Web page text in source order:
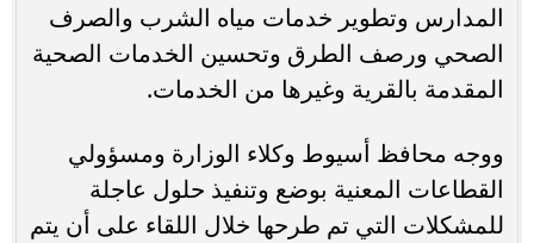
المدارس وتطوير خدمات مياه الشرب والصرف
الصحي ورصف الطرق وتحسين الخدمات الصحية
المقدمة بالقرية وغيرها من الخدمات.
ووجه محافظ أسيوط وكلاء الوزارة ومسؤولي
القطاعات المعنية بوضع وتنفيذ حلول عاجلة
للمشكلات التي تم طرحها خلال اللقاء على أن يتم